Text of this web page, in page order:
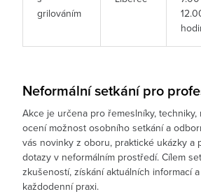
grilováním
Neformální setkání pro
Akce je určena pro řemeslníky, techniky,
ocení možnost osobního setkání a
vás novinky z oboru, praktické ukázky a
dotazy v neformálním prostředí. Cílem
zkušeností, získání aktuálních informací
každodenní praxi.